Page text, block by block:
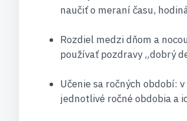
naučiť o meraní času,
Rozdiel medzi dňom a
používať pozdravy „dobrý
Učenie sa ročných období:
jednotlivé ročné obdobia a